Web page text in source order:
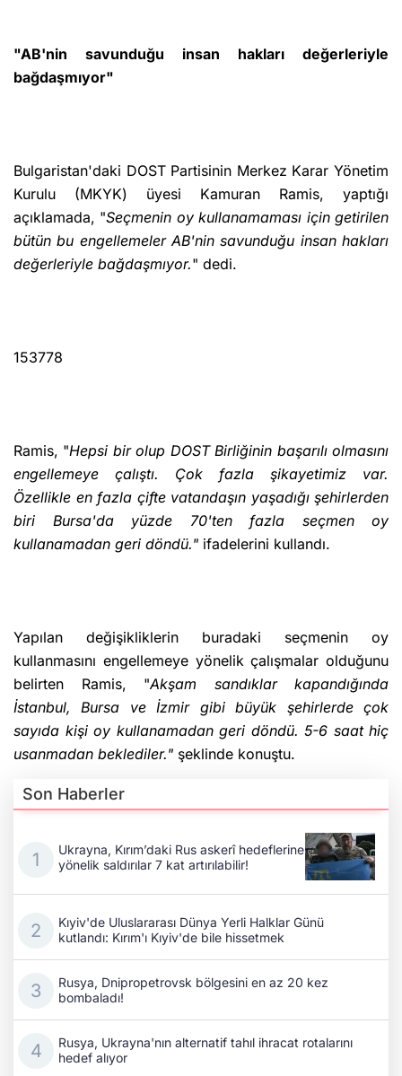
"AB'nin savunduğu insan hakları değerleriyle
bağdaşmıyor"
Bulgaristan'daki DOST Partisinin Merkez Karar Yönetim
Kurulu (MKYK) üyesi Kamuran Ramis, yaptığı
açıklamada, "Seçmenin oy kullanamaması için getirilen
bütün bu engellemeler AB'nin savunduğu insan hakları
değerleriyle bağdaşmıyor." dedi.
153778
Ramis, "Hepsi bir olup DOST Birliğinin başarılı olmasını
engellemeye çalıştı. Çok fazla şikayetimiz var.
Özellikle en fazla çifte vatandaşın yaşadığı şehirlerden
biri Bursa'da yüzde 70'ten fazla seçmen oy
kullanamadan geri döndü." ifadelerini kullandı.
Yapılan değişikliklerin buradaki seçmenin oy
kullanmasını engellemeye yönelik çalışmalar olduğunu
belirten Ramis, "Akşam sandıklar kapandığında
İstanbul, Bursa ve İzmir gibi büyük şehirlerde çok
sayıda kişi oy kullanamadan geri döndü. 5-6 saat hiç
usanmadan beklediler." şeklinde konuştu.
Son Haberler
Ukrayna, Kırım’daki Rus askerî hedeflerine
yönelik saldırılar 7 kat artırılabilir!
Kıyiv'de Uluslararası Dünya Yerli Halklar Günü
kutlandı: Kırım'ı Kıyiv'de bile hissetmek
Rusya, Dnipropetrovsk bölgesini en az 20 kez
bombaladı!
Rusya, Ukrayna'nın alternatif tahıl ihracat rotalarını
hedef alıyor